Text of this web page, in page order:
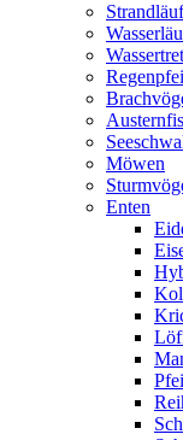
Möwen
Enten